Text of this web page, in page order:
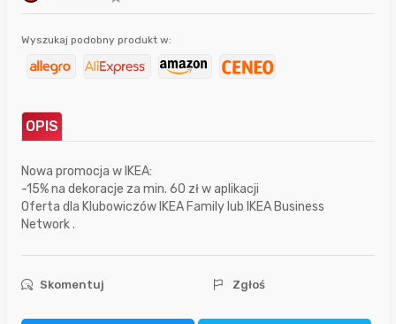
Wyszukaj podobny produkt w:
OPIS
Nowa promocja w IKEA:
-15% na dekoracje za min. 60 zł w aplikacji
Oferta dla Klubowiczów IKEA Family lub IKEA Business
Network .
Skomentuj Zgłoś